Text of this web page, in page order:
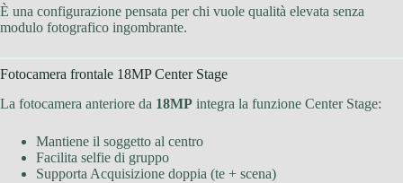
È una configurazione pensata per chi vuole qualità elevata senza
modulo fotografico ingombrante.
Fotocamera frontale 18MP Center Stage
La fotocamera anteriore da 18MP integra la funzione Center Stage:
Mantiene il soggetto al centro
Facilita selfie di gruppo
Supporta Acquisizione doppia (te + scena)